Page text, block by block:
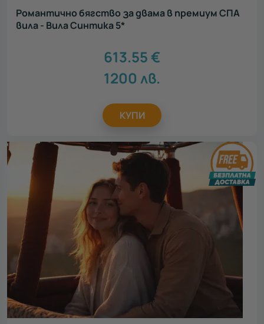
Романтично бягство за двама в премиум СПА
вила - Вила Синтика 5*
613.55€
1200 лв.
КУПИ